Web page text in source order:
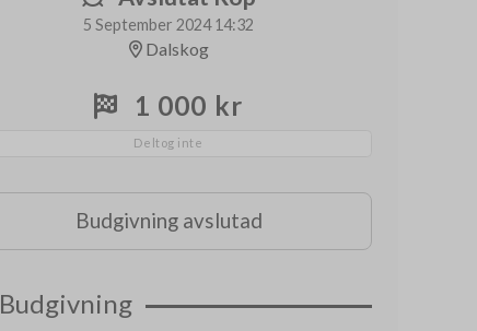
5 September 2024 14:32
Dalskog
1 000 kr
Deltog inte
Budgivning avslutad
Budgivning